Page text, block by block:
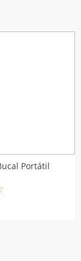
Portátil